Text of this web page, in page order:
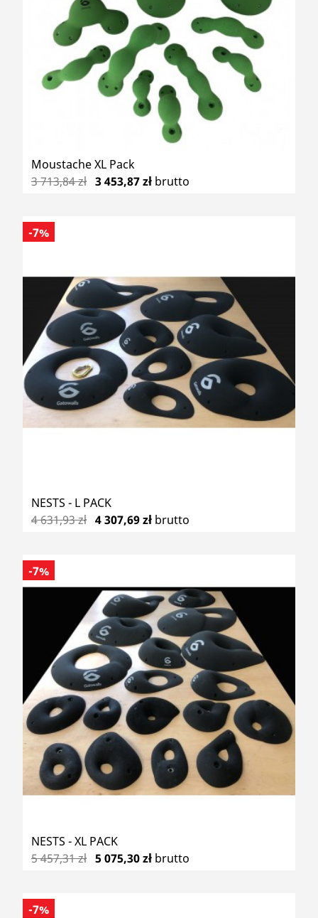
Moustache XL Pack
3 713,84 zł 3 453,87 zł brutto
NESTS - L PACK
4 631,93 zł 4 307,69 zł brutto
-7%
NESTS - XL PACK
5 457,31 zł 5 075,30 zł brutto
-7%
-7%